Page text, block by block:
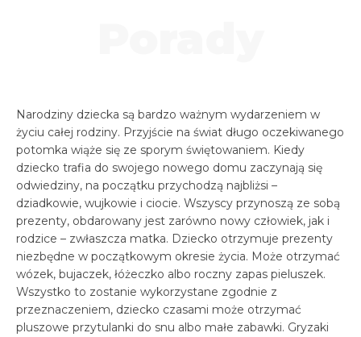
Narodziny dziecka są bardzo ważnym wydarzeniem w
życiu całej rodziny. Przyjście na świat długo oczekiwanego
potomka wiąże się ze sporym świętowaniem. Kiedy
dziecko trafia do swojego nowego domu zaczynają się
odwiedziny, na początku przychodzą najbliżsi –
dziadkowie, wujkowie i ciocie. Wszyscy przynoszą ze sobą
prezenty, obdarowany jest zarówno nowy człowiek, jak i
rodzice – zwłaszcza matka. Dziecko otrzymuje prezenty
niezbędne w początkowym okresie życia. Może otrzymać
wózek, bujaczek, łóżeczko albo roczny zapas pieluszek.
Wszystko to zostanie wykorzystane zgodnie z
przeznaczeniem, dziecko czasami może otrzymać
pluszowe przytulanki do snu albo małe zabawki. Gryzaki